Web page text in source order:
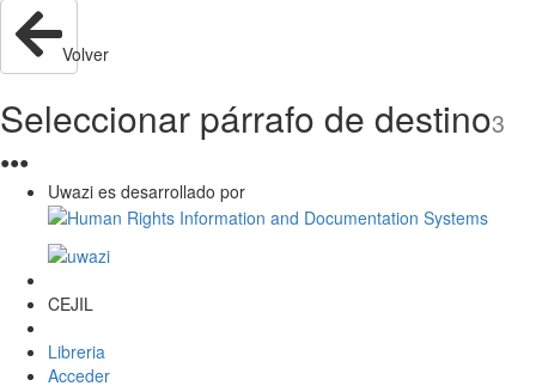
Volver
Seleccionar párrafo de destino3
●●●
Uwazi es desarrollado por
CEJIL
Libreria
Acceder